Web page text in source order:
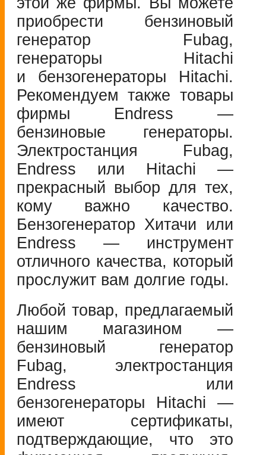
приобрести бензиновый
генератор Fubag,
генераторы Hitachi
и бензогенераторы Hitachi.
Рекомендуем также товары
фирмы Endress —
бензиновые генераторы.
Электростанция Fubag,
Endress или Hitachi —
прекрасный выбор для тех,
кому важно качество.
Бензогенератор Хитачи или
Endress — инструмент
отличного качества, который
прослужит вам долгие годы.
Любой товар, предлагаемый
нашим магазином —
бензиновый генератор
Fubag, электростанция
Endress или
бензогенераторы Hitachi —
имеют сертификаты,
подтверждающие, что это